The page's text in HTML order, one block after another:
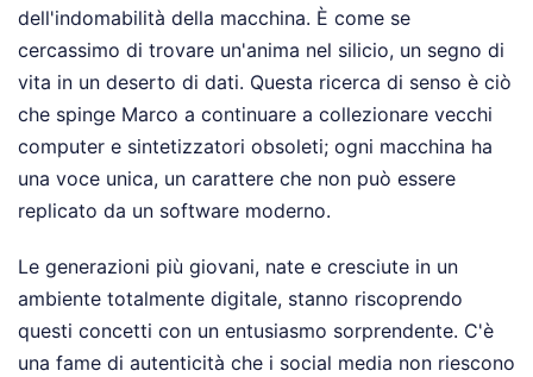
dell'indomabilità della macchina. È come se
cercassimo di trovare un'anima nel silicio, un segno di
vita in un deserto di dati. Questa ricerca di senso è ciò
che spinge Marco a continuare a collezionare vecchi
computer e sintetizzatori obsoleti; ogni macchina ha
una voce unica, un carattere che non può essere
replicato da un software moderno.
Le generazioni più giovani, nate e cresciute in un
ambiente totalmente digitale, stanno riscoprendo
questi concetti con un entusiasmo sorprendente. C'è
una fame di autenticità che i social media non riescono